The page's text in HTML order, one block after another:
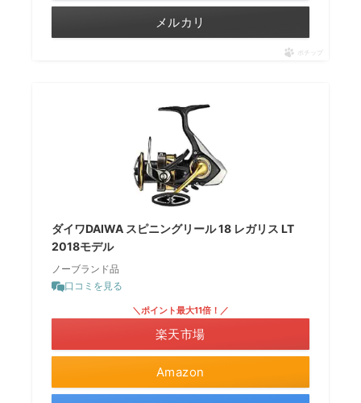
メルカリ
ポチップ
ダイワDAIWA スピニングリール 18 レガリス LT
2018モデル
ノーブランド品
口コミを見る
Amazon
＼ポイント最大11倍！／
楽天市場